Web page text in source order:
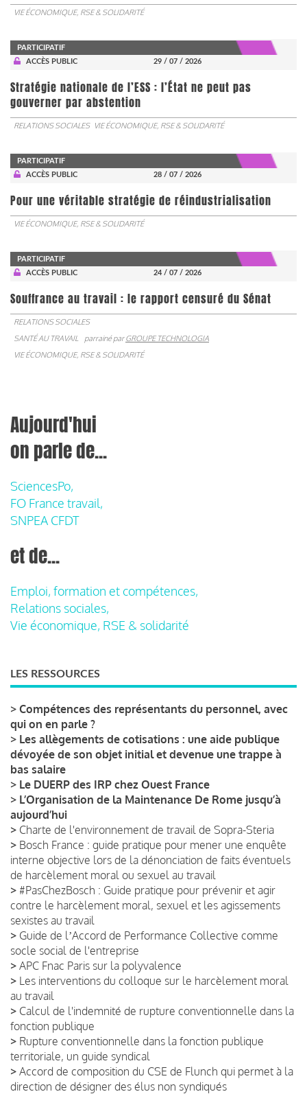
VIE ÉCONOMIQUE, RSE & SOLIDARITÉ
PARTICIPATIF
ACCÈS PUBLIC
29 / 07 / 2026
Stratégie nationale de l’ESS : l’État ne peut pas
gouverner par abstention
RELATIONS SOCIALES VIE ÉCONOMIQUE, RSE & SOLIDARITÉ
PARTICIPATIF
ACCÈS PUBLIC
28 / 07 / 2026
Pour une véritable stratégie de réindustrialisation
VIE ÉCONOMIQUE, RSE & SOLIDARITÉ
PARTICIPATIF
ACCÈS PUBLIC
24 / 07 / 2026
Souffrance au travail : le rapport censuré du Sénat
RELATIONS SOCIALES
SANTÉ AU TRAVAIL
parrainé parGROUPE TECHNOLOGIA
VIE ÉCONOMIQUE, RSE & SOLIDARITÉ
Aujourd'hui
on parle de...
SciencesPo,
FO France travail,
SNPEA CFDT
et de...
Emploi, formation et compétences,
Relations sociales,
Vie économique, RSE & solidarité
LES RESSOURCES
> Compétences des représentants du personnel, avec
qui on en parle ?
> Les allègements de cotisations : une aide publique
dévoyée de son objet initial et devenue une trappe à
bas salaire
> Le DUERP des IRP chez Ouest France
> L’Organisation de la Maintenance De Rome jusqu’à
aujourd’hui
> Charte de l'environnement de travail de Sopra-Steria
> Bosch France : guide pratique pour mener une enquête
interne objective lors de la dénonciation de faits éventuels
de harcèlement moral ou sexuel au travail
> #PasChezBosch : Guide pratique pour prévenir et agir
contre le harcèlement moral, sexuel et les agissements
sexistes au travail
> Guide de lʼAccord de Performance Collective comme
socle social de l'entreprise
> APC Fnac Paris sur la polyvalence
> Les interventions du colloque sur le harcèlement moral
au travail
> Calcul de l'indemnité de rupture conventionnelle dans la
fonction publique
> Rupture conventionnelle dans la fonction publique
territoriale, un guide syndical
> Accord de composition du CSE de Flunch qui permet à la
direction de désigner des élus non syndiqués